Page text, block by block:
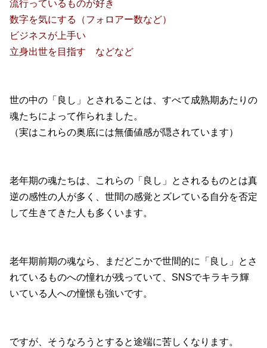
流行っているものが好き
数字を気にする（フォロアー数など）
ビジネスが上手い
立身出世を目指す などなど
世の中の「良し」とされることは、すべて成熟期あたりの
魂たちによって作られました。
（実はこれらの奥底には無価値感が隠されています）
老年期の魂たちは、これらの「良し」とされるものとは真
逆の感性の人が多く、世間の感覚とズレている自分を否定
して生きてきた人も多くいます。
老年期前期の魂なら、まだどこかで世間的に「良し」とさ
れているものへの憧れが残っていて、SNSでキラキラ輝
いている人への憧憬も強いです。
ですが、そうなろうとすると途端に苦しくなります。